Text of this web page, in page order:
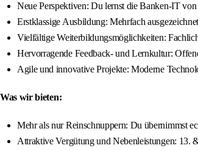
Neue Perspektiven: Du lernst die Banken-IT
Erstklassige Ausbildung: Mehrfach
Vielfältige Weiterbildungsmöglichkeiten:
Hervorragende Feedback- und Lernkultur:
Agile und innovative Projekte: Moderne
Was wir bieten:
Mehr als nur Reinschnuppern: Du übernimmst
Attraktive Vergütung und Nebenleistungen: 13.